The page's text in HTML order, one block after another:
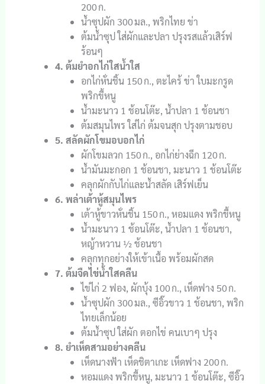
200 ก.
น้ำซุปผัก 300 มล., พริกไทย ข่า
ต้มน้ำซุป ใส่ผักและปลา ปรุงรสแล้วเสิร์ฟ
ร้อนๆ
4. ต้มยำอกไก่ใสน้ำใส
อกไก่หั่นชิ้น 150 ก., ตะไคร้ ข่า ใบมะกรูด
พริกขี้หนู
น้ำมะนาว 1 ช้อนโต๊ะ, น้ำปลา 1 ช้อนชา
ต้มสมุนไพร ใส่ไก่ ต้มจนสุก ปรุงตามชอบ
5. สลัดผักโขมอบอกไก่
ผักโขมลวก 150 ก., อกไก่ย่างฉีก 120 ก.
น้ำมันมะกอก 1 ช้อนชา, มะนาว 1 ช้อนโต๊ะ
คลุกผักกับไก่และน้ำสลัด เสิร์ฟเย็น
6. พล่าเต้าหู้สมุนไพร
เต้าหู้ขาวหั่นชิ้น 150 ก., หอมแดง พริกขี้หนู
น้ำมะนาว 1 ช้อนโต๊ะ, น้ำปลา 1 ช้อนชา,
หญ้าหวาน ½ ช้อนชา
คลุกทุกอย่างให้เข้าเนื้อ พร้อมผักสด
7. ต้มจืดไข่น้ำใสคลีน
ไข่ไก่ 2 ฟอง, ผักบุ้ง 100 ก., เห็ดฟาง 50 ก.
น้ำซุปผัก 300 มล., ซีอิ๊วขาว 1 ช้อนชา, พริก
ไทยเล็กน้อย
ต้มน้ำซุป ใส่ผัก ตอกไข่ คนเบาๆ ปรุง
8. ยำเห็ดสามอย่างคลีน
เห็ดนางฟ้า เห็ดชิตาเกะ เห็ดฟาง 200 ก.
หอมแดง พริกขี้หนู, มะนาว 1 ช้อนโต๊ะ, ซีอิ๊ว